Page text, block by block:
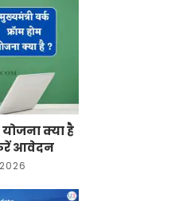
योजना क्या है
आवेदन